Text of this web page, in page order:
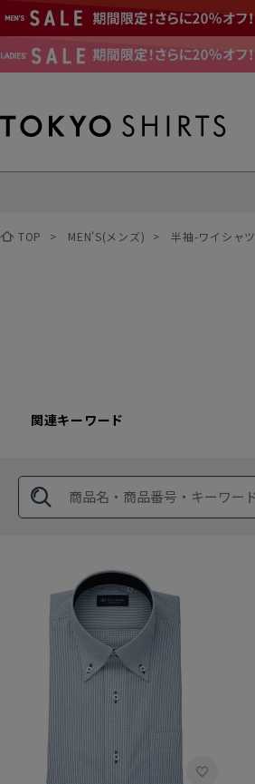
TOP > MEN'S(メンズ) > 半袖-ワイシャツ
関連キーワード